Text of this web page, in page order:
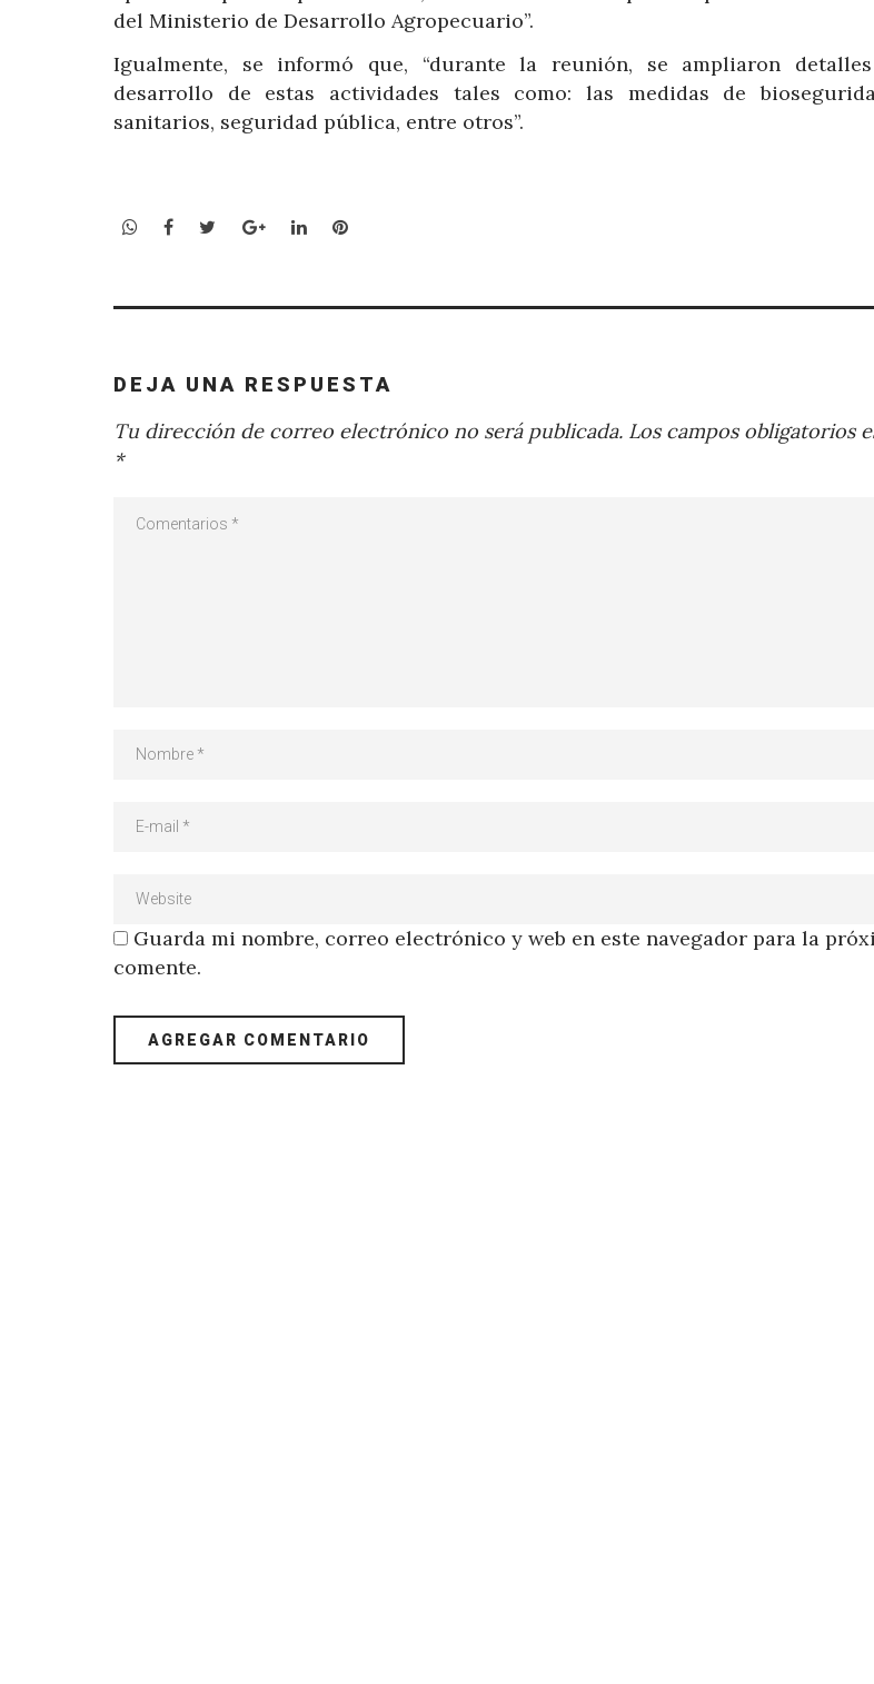
del Ministerio de Desarrollo Agropecuario”.
Igualmente, se informó que, “durante la reunión, se ampliaron
desarrollo de estas actividades tales como: las medidas de
sanitarios, seguridad pública, entre otros”.
WhatsApp
Facebook
TwitterGoogle+LinkedInPinterest
DEJA UNA RESPUESTA
Tu dirección de correo electrónico no será publicada. Los campos obligatorios
*
Guarda mi nombre, correo electrónico y web en este navegador para la
comente.